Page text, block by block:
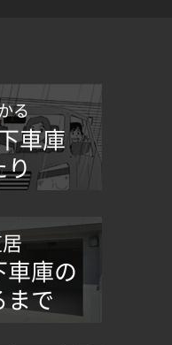
る
車庫
り
庫の
まで